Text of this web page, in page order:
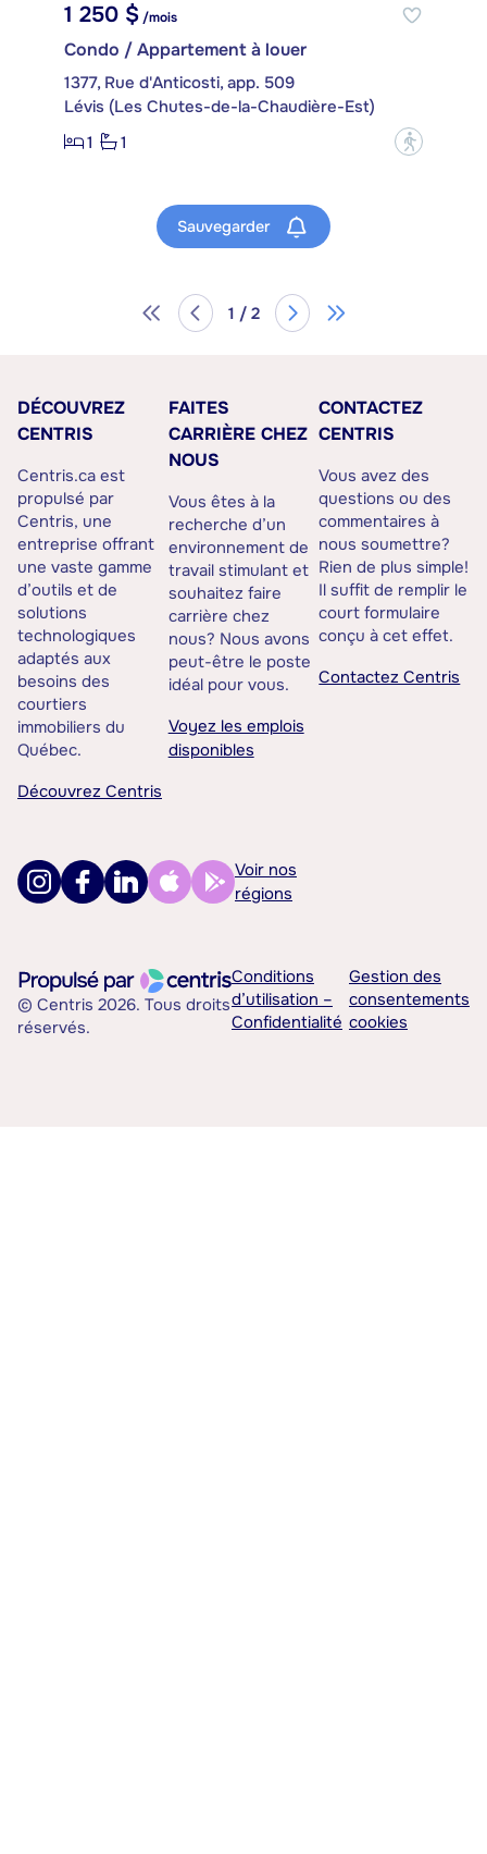
1 250 $/mois
Condo / Appartement à louer
1377, Rue d'Anticosti, app. 509
Lévis (Les Chutes-de-la-Chaudière-Est)
1
1 ?
Sauvegarder
1 / 2
DÉCOUVREZ
CENTRIS
Centris.ca est
propulsé par
Centris, une
entreprise offrant
une vaste gamme
d’outils et de
solutions
technologiques
adaptés aux
besoins des
courtiers
immobiliers du
Québec.
Découvrez Centris
FAITES
CARRIÈRE CHEZ
NOUS
Vous êtes à la
recherche d’un
environnement de
travail stimulant et
souhaitez faire
carrière chez
nous? Nous avons
peut-être le poste
idéal pour vous.
Voyez les emplois
disponibles
CONTACTEZ
CENTRIS
Vous avez des
questions ou des
commentaires à
nous soumettre?
Rien de plus simple!
Il suffit de remplir le
court formulaire
conçu à cet effet.
Contactez Centris
Voir nos
régions
© Centris 2026. Tous droits
réservés.
Conditions
d’utilisation –
Confidentialité
Gestion des
consentements
cookies